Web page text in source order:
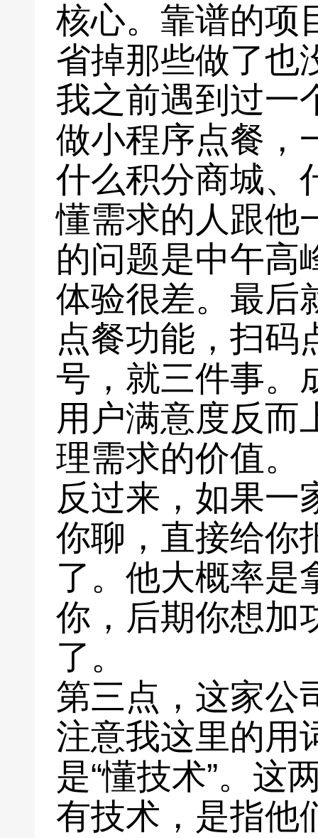
核心。靠谱的项
省掉那些做了也
我之前遇到过一
做小程序点餐，
什么积分商城、
懂需求的人跟他
的问题是中午高
体验很差。最后
点餐功能，扫码
号，就三件事。
用户满意度反而
理需求的价值。
反过来，如果一
你聊，直接给你
了。他大概率是
你，后期你想加
了。
第三点，这家公
注意我这里的用
是“懂技术”。这
有技术，是指他